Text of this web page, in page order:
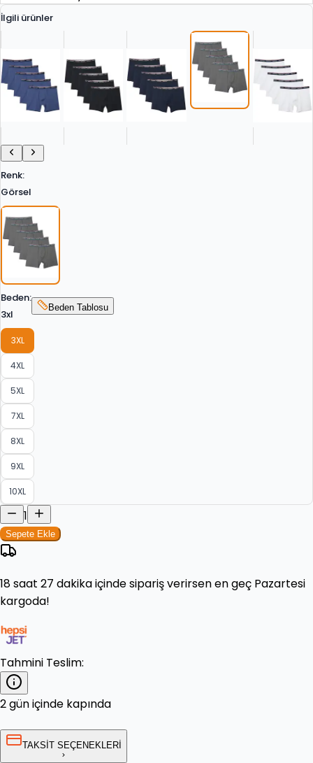
İlgili ürünler
Renk:
Görsel
Beden:
3xl
Beden Tablosu
3XL
4XL
5XL
7XL
8XL
9XL
10XL
1
Sepete Ekle
18 saat 27 dakikaiçinde sipariş verirsen en geç Pazartesi
kargoda!
Tahmini Teslim:
2 gün içinde kapında
TAKSİT SEÇENEKLERİ